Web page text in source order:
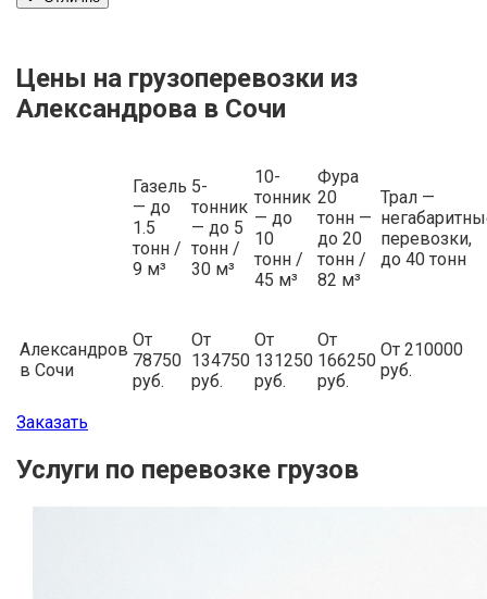
Цены на грузоперевозки из
Александрова в Сочи
Газель
— до
1.5
тонн /
9 м³
5-
тонник
— до 5
тонн /
30 м³
10-
тонник
— до
10
тонн /
45 м³
Фура
20
тонн —
до 20
тонн /
82 м³
Трал —
перевозки,
до 40 тонн
Александров
в Сочи
От
78750
руб.
От
134750
руб.
От
131250
руб.
От
166250
руб.
От 210000
руб.
Заказать
Услуги по перевозке грузов